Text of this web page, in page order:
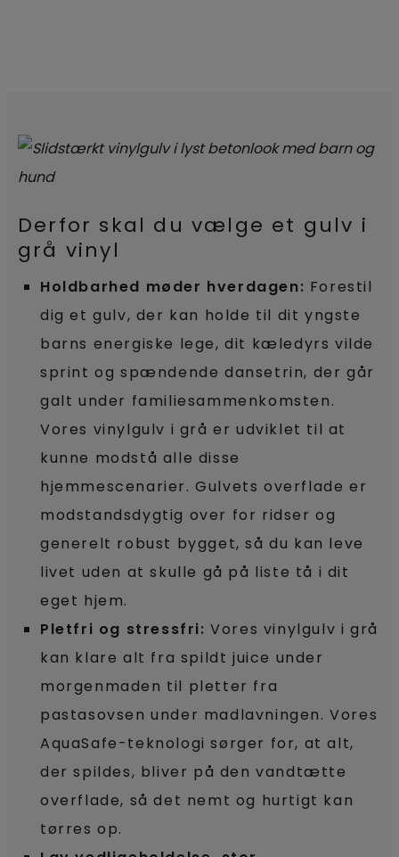
Derfor skal du vælge et gulv i
grå vinyl
Holdbarhed møder hverdagen: Forestil
dig et gulv, der kan holde til dit yngste
barns energiske lege, dit kæledyrs vilde
sprint og spændende dansetrin, der går
galt under familiesammenkomsten.
Vores vinylgulv i grå er udviklet til at
kunne modstå alle disse
hjemmescenarier. Gulvets overflade er
modstandsdygtig over for ridser og
generelt robust bygget, så du kan leve
livet uden at skulle gå på liste tå i dit
eget hjem.
Pletfri og stressfri: Vores vinylgulv i grå
kan klare alt fra spildt juice under
morgenmaden til pletter fra
pastasovsen under madlavningen. Vores
AquaSafe-teknologi sørger for, at alt,
der spildes, bliver på den vandtætte
overflade, så det nemt og hurtigt kan
tørres op.